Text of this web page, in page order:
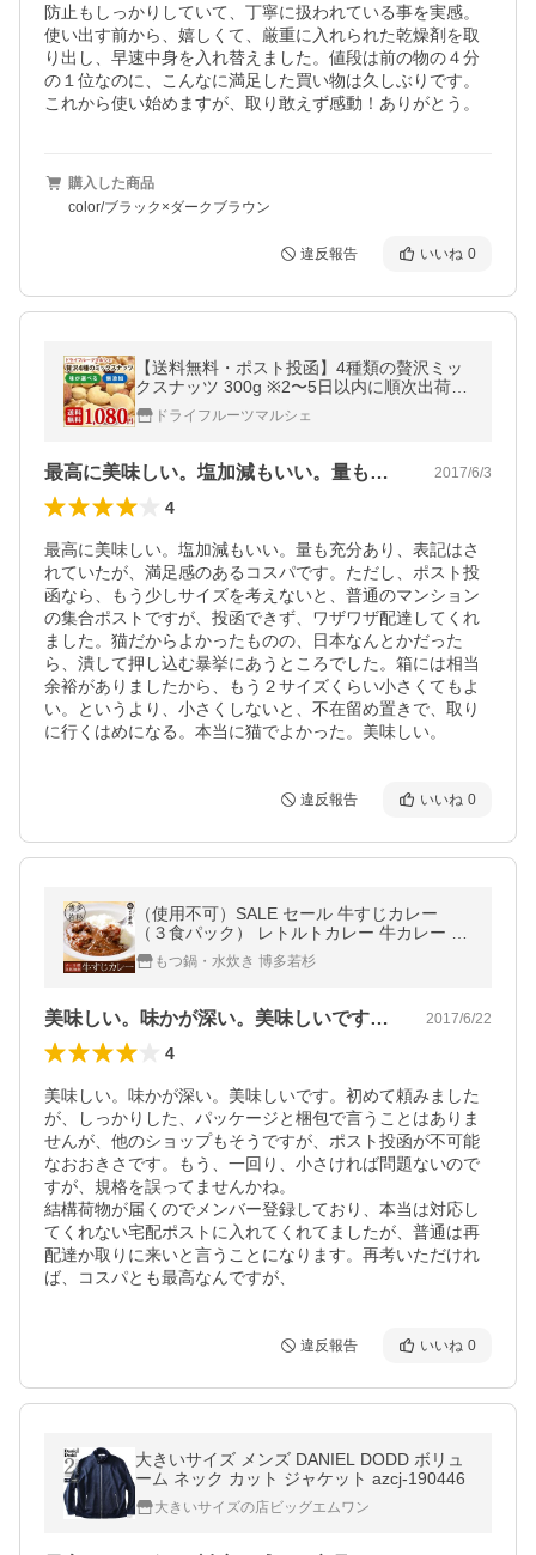
防止もしっかりしていて、丁寧に扱われている事を実感。
使い出す前から、嬉しくて、厳重に入れられた乾燥剤を取
り出し、早速中身を入れ替えました。値段は前の物の４分
の１位なのに、こんなに満足した買い物は久しぶりです。
これから使い始めますが、取り敢えず感動！ありがとう。
購入した商品
color/ブラック×ダークブラウン
違反報告 いいね 0
【送料無料・ポスト投函】4種類の贅沢ミッ
クスナッツ 300g ※2〜5日以内に順次出荷※
日時指定不可※代引き不可 素焼き うす塩 無
添加 お試し 送料無料
ドライフルーツマルシェ
最高に美味しい。塩加減もいい。量も充分… 2017/6/3
4
最高に美味しい。塩加減もいい。量も充分あり、表記はさ
れていたが、満足感のあるコスパです。ただし、ポスト投
函なら、もう少しサイズを考えないと、普通のマンション
の集合ポストですが、投函できず、ワザワザ配達してくれ
ました。猫だからよかったものの、日本なんとかだった
ら、潰して押し込む暴挙にあうところでした。箱には相当
余裕がありましたから、もう２サイズくらい小さくてもよ
い。というより、小さくしないと、不在留め置きで、取り
に行くはめになる。本当に猫でよかった。美味しい。
違反報告 いいね 0
（使用不可）SALE セール 牛すじカレー
（３食パック） レトルトカレー 牛カレー 博
多若杉 送料無料 （御年賀 ポイント消化 肉
お取り寄せ）
もつ鍋・水炊き 博多若杉
美味しい。味かが深い。美味しいです。初… 2017/6/22
4
美味しい。味かが深い。美味しいです。初めて頼みました
が、しっかりした、パッケージと梱包で言うことはありま
せんが、他のショップもそうですが、ポスト投函が不可能
なおおきさです。もう、一回り、小さければ問題ないので
すが、規格を誤ってませんかね。
結構荷物が届くのでメンバー登録しており、本当は対応し
てくれない宅配ポストに入れてくれてましたが、普通は再
配達か取りに来いと言うことになります。再考いただけれ
ば、コスパとも最高なんですが、
違反報告 いいね 0
大きいサイズ メンズ DANIEL DODD ボリュ
ーム ネック カット ジャケット azcj-190446
大きいサイズの店ビッグエムワン